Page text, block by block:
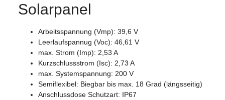
Solarpanel
Arbeitsspannung (Vmp): 39,6 V
Leerlaufspannug (Voc): 46,61 V
max. Strom (Imp): 2,53 A
Kurzschlussstrom (Isc): 2,73 A
max. Systemspannung: 200 V
Semiflexibel: Biegbar bis max. 18 Grad (längsseitig)
Anschlussdose Schutzart: IP67